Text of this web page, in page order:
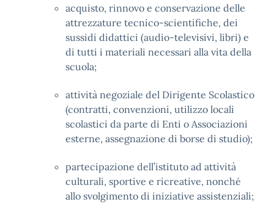
acquisto, rinnovo e conservazione delle
attrezzature tecnico-scientifiche, dei
sussidi didattici (audio-televisivi, libri) e
di tutti i materiali necessari alla vita della
scuola;
attività negoziale del Dirigente Scolastico
(contratti, convenzioni, utilizzo locali
scolastici da parte di Enti o Associazioni
esterne, assegnazione di borse di studio);
partecipazione dell’istituto ad attività
culturali, sportive e ricreative, nonché
allo svolgimento di iniziative assistenziali;